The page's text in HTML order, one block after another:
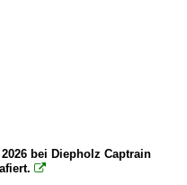
bei Diepholz Captrain
